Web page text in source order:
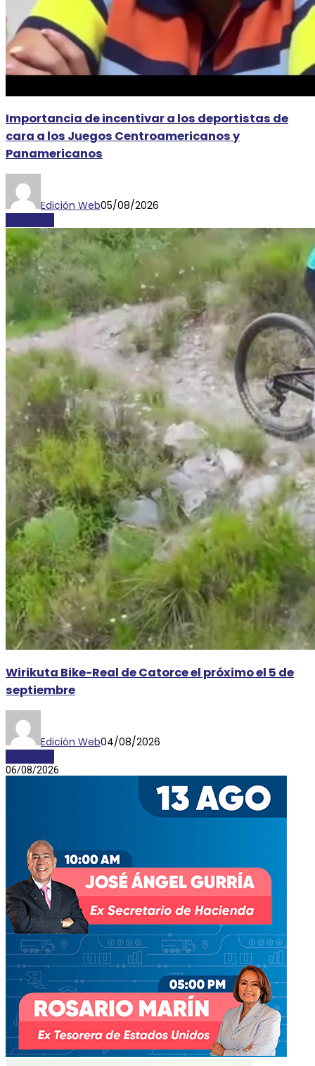
Importancia de incentivar a los deportistas de
cara a los Juegos Centroamericanos y
Panamericanos
Edición Web05/08/2026
Wirikuta Bike-Real de Catorce el próximo el 5 de
septiembre
Edición Web04/08/2026
06/08/2026